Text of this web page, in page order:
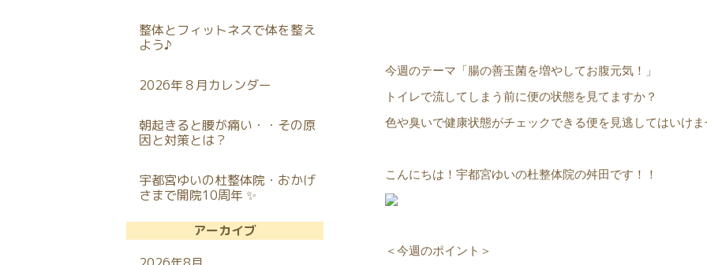
今週のテーマ「腸の善玉菌を増やしてお腹元気！」
トイレで流してしまう前に便の状態を見てますか？
色や臭いで健康状態がチェックできる便を見逃してはいけま
こんにちは！宇都宮ゆいの杜整体院の舛田です！！
＜今週のポイント＞
整体とフィットネスで体を整え
よう♪
2026年８月カレンダー
朝起きると腰が痛い・・その原
因と対策とは？
宇都宮ゆいの杜整体院・おかげ
さまで開院10周年 ✨
アーカイブ